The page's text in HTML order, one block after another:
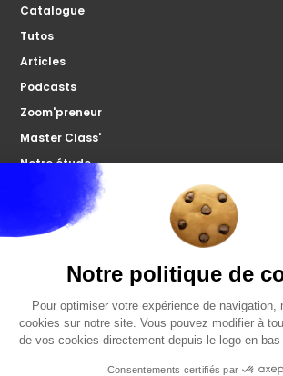
Catalogue
Tutos
Articles
Podcasts
Zoom'preneur
Master Class'
Notre étude
À propos
Microco
Votre forum
FAQ
Politiques de confidentialités